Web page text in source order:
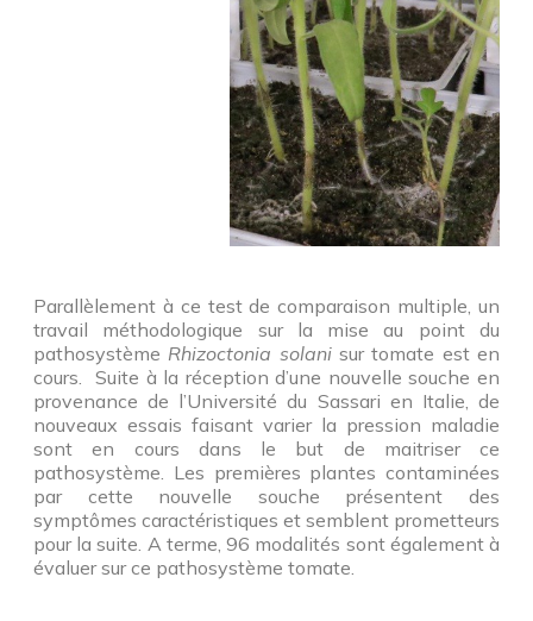
Parallèlement à ce test de comparaison multiple, un
travail méthodologique sur la mise au point du
pathosystème Rhizoctonia solanisur tomate est en
cours. Suite à la réception d’une nouvelle souche en
provenance de l’Université du Sassari en Italie, de
nouveaux essais faisant varier la pression maladie
sont en cours dans le but de maitriser ce
pathosystème. Les premières plantes contaminées
par cette nouvelle souche présentent des
symptômes caractéristiques et semblent prometteurs
pour la suite. A terme, 96 modalités sont également à
évaluer sur ce pathosystème tomate.